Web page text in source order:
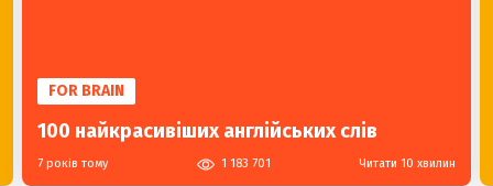
FOR BRAIN
100 найкрасивіших англійських слів
7 років тому 1 183 701 Читати 10 хвилин